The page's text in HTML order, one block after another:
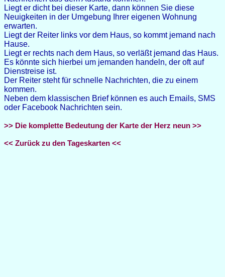
Liegt er dicht bei dieser Karte, dann können Sie diese
Neuigkeiten in der Umgebung Ihrer eigenen Wohnung
erwarten.
Liegt der Reiter links vor dem Haus, so kommt jemand nach
Hause.
Liegt er rechts nach dem Haus, so verläßt jemand das Haus.
Es könnte sich hierbei um jemanden handeln, der oft auf
Dienstreise ist.
Der Reiter steht für schnelle Nachrichten, die zu einem
kommen.
Neben dem klassischen Brief können es auch Emails, SMS
oder Facebook Nachrichten sein.
>> Die komplette Bedeutung der Karte der Herz neun >>
<< Zurück zu den Tageskarten <<